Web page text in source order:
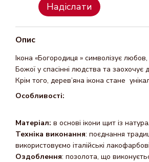
Надіслати
Опис
Ікона «Богородиця » символізує
Божої у спасінні людства та
Крім того, дерев’яна ікона стане
Особливості:
Матеріал: в основі ікони щит із
Техніка виконання: поєднання
використовуємо італійські
Оздоблення: позолота, що